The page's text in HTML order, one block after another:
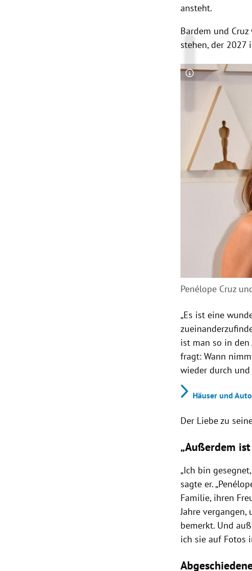
ansteht.
Bardem und
stehen, der 2027
Copyright-
Penélope Cruz
„Es ist eine
ist man so in
fragt: Wann
wieder durch
Häuser und
Der Liebe zu
„Außerdem
„Ich bin
sagte er.
Familie, ihren
Jahre
bemerkt. Und
ich sie auf Fotos